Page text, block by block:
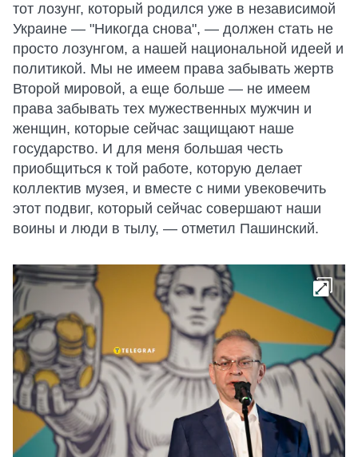
тот лозунг, который родился уже в независимой
Украине — "Никогда снова", — должен стать не
просто лозунгом, а нашей национальной идеей и
политикой. Мы не имеем права забывать жертв
Второй мировой, а еще больше — не имеем
права забывать тех мужественных мужчин и
женщин, которые сейчас защищают наше
государство. И для меня большая честь
приобщиться к той работе, которую делает
коллектив музея, и вместе с ними увековечить
этот подвиг, который сейчас совершают наши
воины и люди в тылу, — отметил Пашинский.